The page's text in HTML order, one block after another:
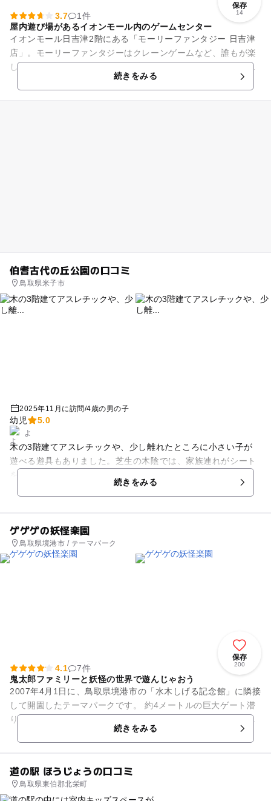
保存
14
3.7
1件
屋内遊び場があるイオンモール内のゲームセンター
イオンモール日吉津2階にある「モーリーファンタジー 日吉津
店」。モーリーファンタジーはクレーンゲームなど、誰もが楽
しめるゲーム機をそろえた施設です。日吉津店は時間定額制で
遊び放題のよくばりパスを...続きをみる
伯耆古代の丘公園の口コミ
鳥取県米子市
2025年11月に訪問/4歳の男の子
幼児 5.0
よ
木の3階建てアスレチックや、少し離れたところに小さい子が
遊べる遊具もありました。芝生の木陰では、家族連れがシート
をひいてお昼ご飯も食べておられました😊
続きをみる
ゲゲゲの妖怪楽園
鳥取県境港市 / テーマパーク
保存
200
4.1
7件
鬼太郎ファミリーと妖怪の世界で遊んじゃおう
2007年4月1日に、鳥取県境港市の「水木しげる記念館」に隣接
して開園したテーマパークです。 約4メートルの巨大ゲート潜
り楽園入ると、鬼太郎ファミリーの妖怪たちが、勢ぞろいして
続きをみる
道の駅 ほうじょうの口コミ
鳥取県東伯郡北栄町